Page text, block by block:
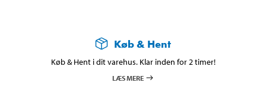
Køb & Hent
Køb & Hent i dit varehus. Klar inden for 2 timer!
LÆS MERE